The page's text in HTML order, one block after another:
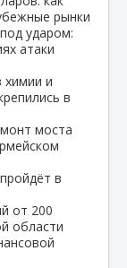
рынки
ударом:
атаки
химии и
в
моста
в
от 200
области